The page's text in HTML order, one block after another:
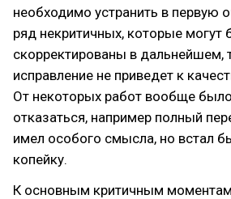
необходимо устранить в первую
ряд некритичных, которые могут
скорректированы в дальнейшем,
исправление не приведет к
От некоторых работ вообще
отказаться, например полный
имел особого смысла, но встал
копейку.
К основным критичным